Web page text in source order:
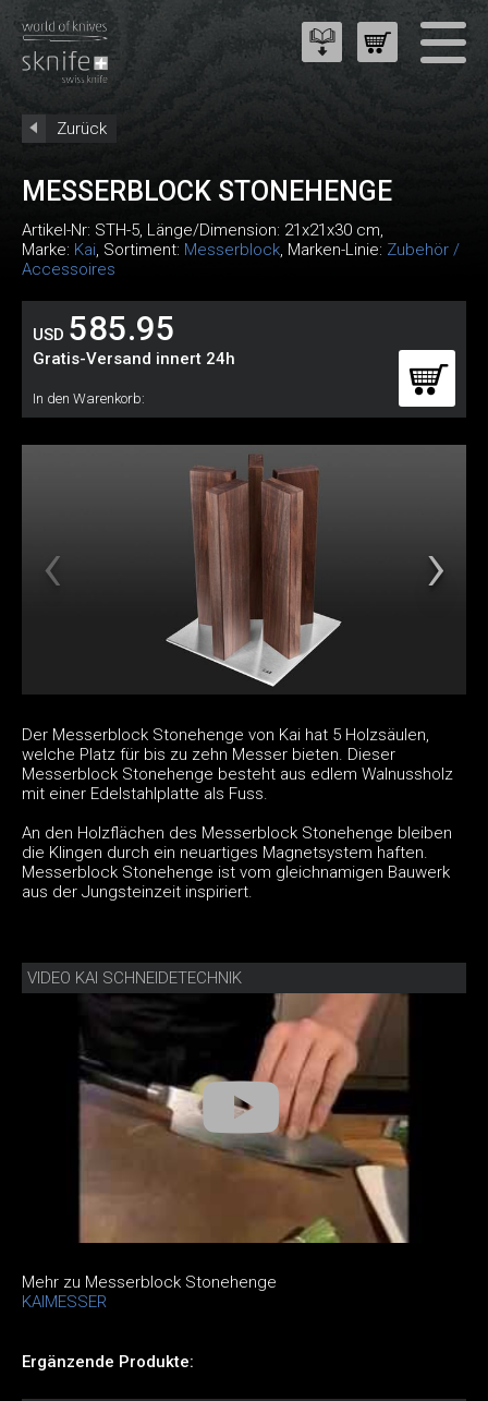
Zurück
MESSERBLOCK STONEHENGE
Artikel-Nr: STH-5, Länge/Dimension: 21x21x30 cm,
Marke: Kai, Sortiment: Messerblock, Marken-Linie: Zubehör /
Accessoires
USD 585.95
Gratis-Versand innert 24h
In den Warenkorb:
Der Messerblock Stonehenge von Kai hat 5 Holzsäulen,
welche Platz für bis zu zehn Messer bieten. Dieser
Messerblock Stonehenge besteht aus edlem Walnussholz
mit einer Edelstahlplatte als Fuss.
An den Holzflächen des Messerblock Stonehenge bleiben
die Klingen durch ein neuartiges Magnetsystem haften.
Messerblock Stonehenge ist vom gleichnamigen Bauwerk
aus der Jungsteinzeit inspiriert.
VIDEO KAI SCHNEIDETECHNIK
Mehr zu Messerblock Stonehenge
KAIMESSER
Ergänzende Produkte: